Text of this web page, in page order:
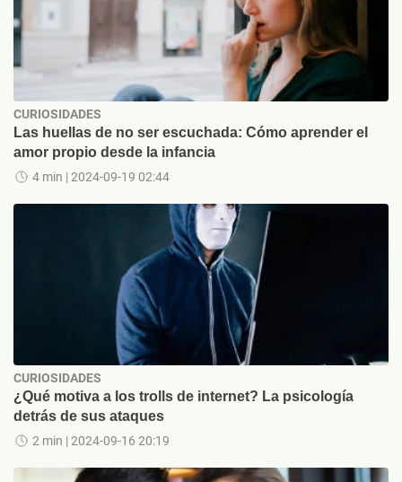
CURIOSIDADES
Las huellas de no ser escuchada: Cómo aprender el
amor propio desde la infancia
4 min | 2024-09-19 02:44
CURIOSIDADES
¿Qué motiva a los trolls de internet? La psicología
detrás de sus ataques
2 min | 2024-09-16 20:19